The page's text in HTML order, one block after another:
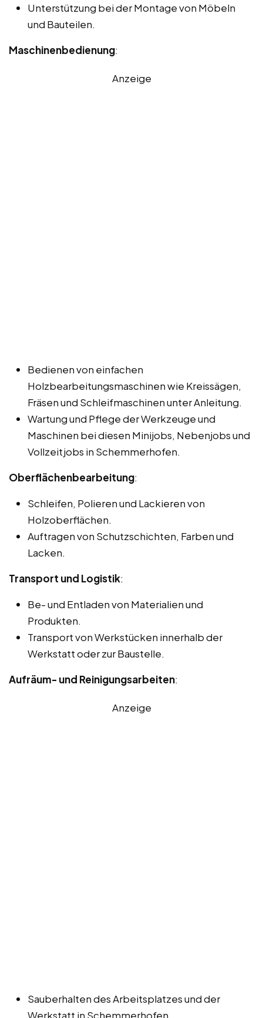
Unterstützung bei der Montage von Möbeln
und Bauteilen.
Maschinenbedienung:
Anzeige
Bedienen von einfachen
Holzbearbeitungsmaschinen wie Kreissägen,
Fräsen und Schleifmaschinen unter Anleitung.
Wartung und Pflege der Werkzeuge und
Maschinen bei diesen Minijobs, Nebenjobs und
Vollzeitjobs in Schemmerhofen.
Oberflächenbearbeitung:
Schleifen, Polieren und Lackieren von
Holzoberflächen.
Auftragen von Schutzschichten, Farben und
Lacken.
Transport und Logistik:
Be- und Entladen von Materialien und
Produkten.
Transport von Werkstücken innerhalb der
Werkstatt oder zur Baustelle.
Aufräum- und Reinigungsarbeiten:
Anzeige
Sauberhalten des Arbeitsplatzes und der
Werkstatt in Schemmerhofen.